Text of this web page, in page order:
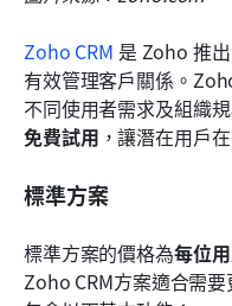
Zoho CRM 是 Zoho 推
有效管理客戶關係。
不同使用者需求及組織
免費試用 ，讓潛在用戶
標準方案
標準方案的價格為每位
Zoho CRM方案適合需